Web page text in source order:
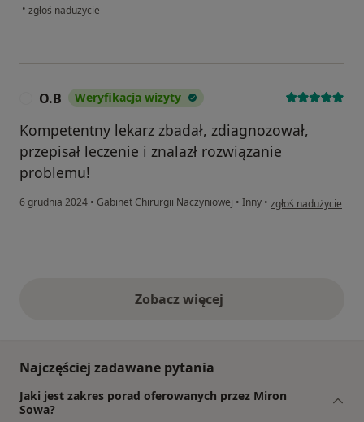
• w opinii użytkownika Monika
zgłoś nadużycie
O.B Weryfikacja wizyty
Kompetentny lekarz zbadał, zdiagnozował,
przepisał leczenie i znalazł rozwiązanie
problemu!
6 grudnia 2024 • Gabinet Chirurgii Naczyniowej • Inny • w opinii użytkownika
zgłoś nadużycie
Zobacz więcejopinie powyżej
Najczęściej zadawane pytania
Jaki jest zakres porad oferowanych przez Miron
Sowa?